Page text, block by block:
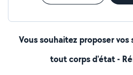
Vous souhaitez proposer vos
tout corps d'état -